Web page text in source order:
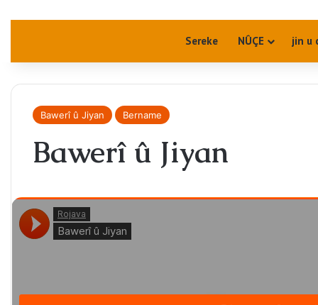
Sereke NÛÇE jin u
Bawerî û Jiyan Bername
Bawerî û Jiyan